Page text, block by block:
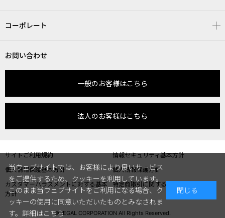
コーポレート
お問い合わせ
一般のお客様はこちら
法人のお客様はこちら
サイトご利用規約
情報セキュリティ基本方針
個人情報保護基本方針
個人情報保護方針
カスタマーハラスメントに対する基本
方針
特定商取引に関する表記
©REGAL CORPORATION All Rights Reserved.
当ウェブサイトでは、お客様により良いサービス
をご提供するため、クッキーを利用しています。
このまま当ウェブサイトをご利用になる場合、ク
ッキーの使用に同意いただいたものとみなされま
す。 詳細はこちら
閉じる